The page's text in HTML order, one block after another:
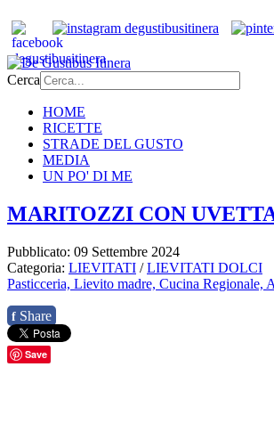
Cerca
HOME
RICETTE
STRADE DEL GUSTO
MEDIA
UN PO' DI ME
MARITOZZI CON
Pubblicato: 09 Settembre 2024
Categoria: LIEVITATI /LIEVITATI DOLCI
Pasticceria, Lievito madre, Cucina Regionale,
f Share
Save